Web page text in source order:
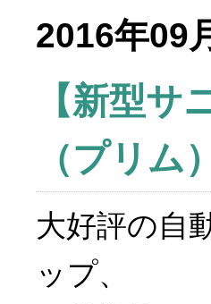
2016年09
【新型
（プリム
大好評の自
ップ、